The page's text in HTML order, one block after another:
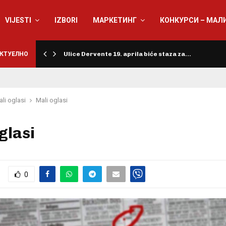
VIJESTI IZBORI МАРКЕТИНГ КОНКУРСИ –
Ulice Dervente 19. aprila biće staza za…
oglasi Mali oglasi
0